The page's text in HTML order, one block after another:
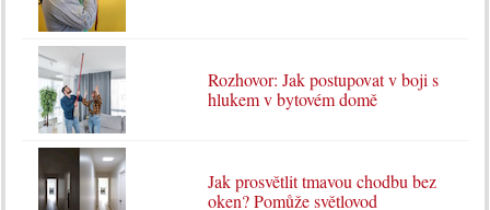
Rozhovor: Jak postupovat v boji s
hlukem v bytovém domě
Jak prosvětlit tmavou chodbu bez
oken? Pomůže světlovod